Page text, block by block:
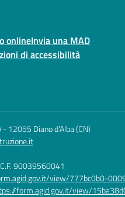
onlineInvia una MAD
di accessibilità
-12055 Diano d'Alba (CN)
90039560041
view/777bc0b0-
form.agid.gov.it/view/